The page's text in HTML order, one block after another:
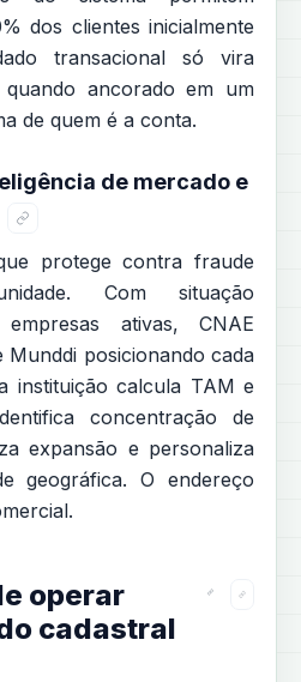
dos clientes inicialmente
transacional só vira
ancorado em um
de quem é a conta.
de mercado e
protege contra fraude
Com situação
ativas, CNAE
Munddi posicionando cada
instituição calcula TAM e
concentração de
expansão e personaliza
geográfica. O endereço
operar
cadastral